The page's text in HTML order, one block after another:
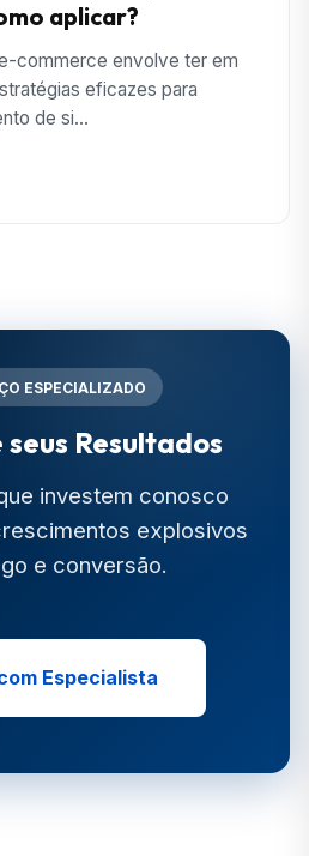
aplicar?
e-commerce envolve ter em
eficazes para
de si...
ESPECIALIZADO
Resultados
investem conosco
explosivos
e conversão.
Especialista